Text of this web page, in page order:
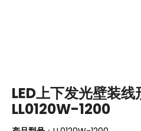
LED上下发光壁装
LL0120W-1200